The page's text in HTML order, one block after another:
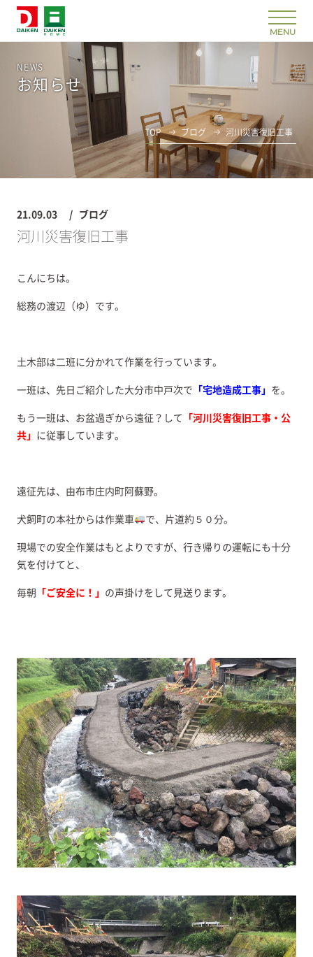
NEWS
お知らせ
TOP ブログ 河川災害復旧工事
21.09.03 ブログ
河川災害復旧工事
こんにちは。
総務の渡辺（ゆ）です。
土木部は二班に分かれて作業を行っています。
一班は、先日ご紹介した大分市中戸次で 「宅地造成工事」 を。
もう一班は、お盆過ぎから遠征？して 「河川災害復旧工事・公
共」 に従事しています。
遠征先は、由布市庄内町阿蘇野。
犬飼町の本社からは作業車 で、片道約５０分。
現場での安全作業はもとよりですが、行き帰りの運転にも十分
気を付けてと、
毎朝 「ご安全に！」 の声掛けをして見送ります。